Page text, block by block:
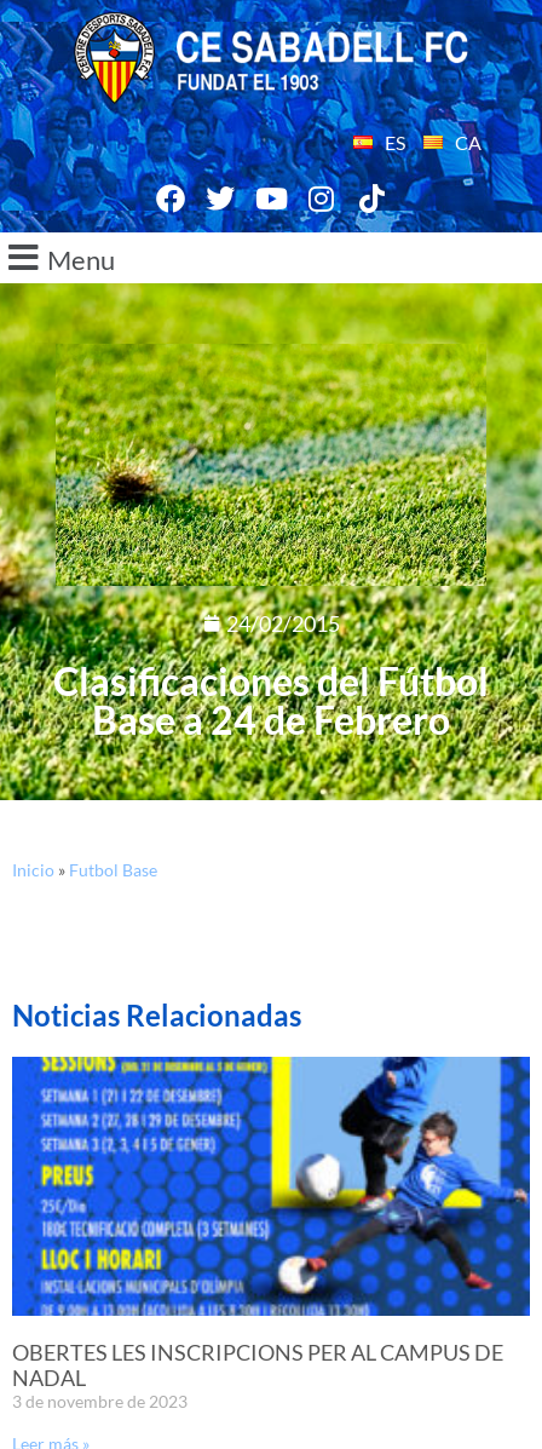
ES CA
Menu
24/02/2015
Clasificaciones del Fútbol
Base a 24 de Febrero
Inicio » Futbol Base
Noticias Relacionadas
OBERTES LES INSCRIPCIONS PER AL CAMPUS DE
NADAL
3 de novembre de 2023
Leer más »